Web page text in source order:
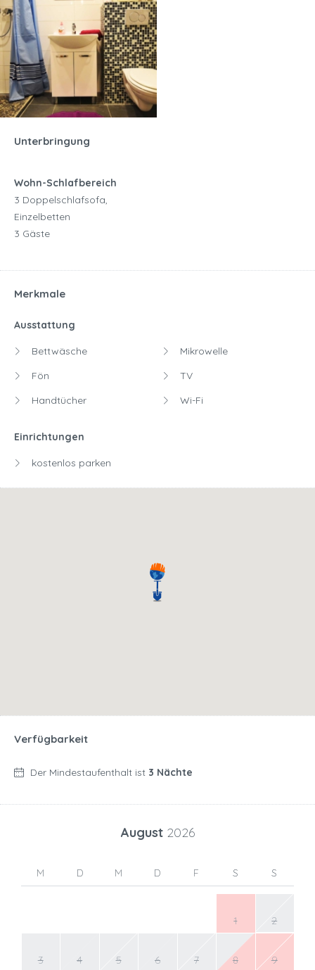
Unterbringung
Wohn-Schlafbereich
3 Doppelschlafsofa,
Einzelbetten
3 Gäste
Merkmale
Ausstattung
Bettwäsche
Fön
Handtücher
Mikrowelle
TV
Wi-Fi
Einrichtungen
kostenlos parken
Verfügbarkeit
Der Mindestaufenthalt ist 3 Nächte
August 2026
M D M D F S S
1 2
3 4 5 6 7 8 9